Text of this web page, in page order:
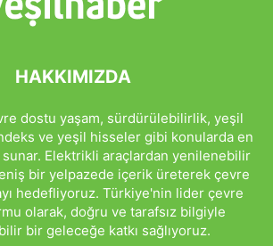
HAKKIMIZDA
dostu yaşam, sürdürülebilirlik, yeşil
ve yeşil hisseler gibi konularda en
Elektrikli araçlardan yenilenebilir
bir yelpazede içerik üreterek çevre
hedefliyoruz. Türkiye'nin lider çevre
olarak, doğru ve tarafsız bilgiyle
bir geleceğe katkı sağlıyoruz.